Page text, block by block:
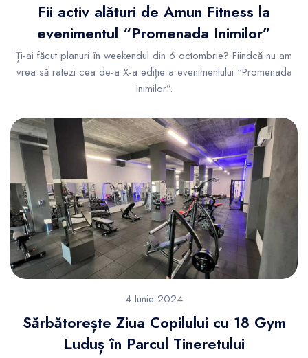
Fii activ alături de Amun Fitness la
evenimentul “Promenada Inimilor”
Ți-ai făcut planuri în weekendul din 6 octombrie? Fiindcă nu am
vrea să ratezi cea de-a X-a ediție a evenimentului “Promenada
Inimilor”.
4 Iunie 2024
Sărbătorește Ziua Copilului cu 18 Gym
Luduș în Parcul Tineretului